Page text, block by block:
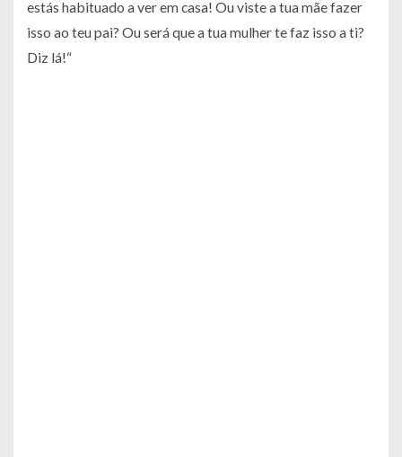
estás habituado a ver em casa! Ou viste a tua mãe fazer
isso ao teu pai? Ou será que a tua mulher te faz isso a ti?
Diz lá!“